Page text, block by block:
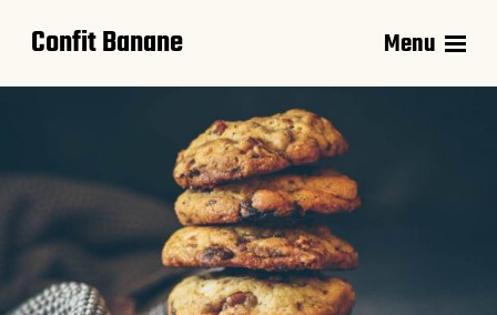
Confit Banane Menu